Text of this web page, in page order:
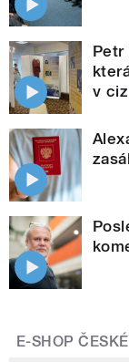
Petr
v
E-SHOP